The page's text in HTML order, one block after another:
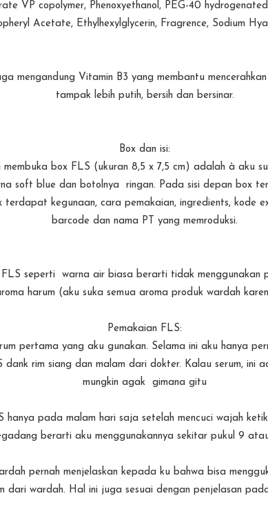
VP copolymer, Phenoxyethanol, PEG-40
Acetate, Ethylhexylglycerin, Fragrence, Sodium
mengandung Vitamin B3 yang membantu
tampak lebih putih, bersih dan bersinar.
Box dan isi:
membuka box FLS (ukuran 8,5 x 7,5 cm) adalah à aku
soft blue dan botolnya ringan. Pada sisi depan box
kegunaan, cara pemakaian, ingredients, kode
barcode dan nama PT yang memroduksi.
FLS seperti warna air biasa berarti tidak menggunakan
harum (aku suka semua aroma produk wardah
Pemakaian FLS:
pertama yang aku gunakan. Selama ini aku hanya
rim siang dan malam dari dokter. Kalau serum, ini
mungkin agak gimana gitu
hanya pada malam hari saja setelah mencuci wajah
berarti aku menggunakannya sekitar pukul 9
pernah menjelaskan kepada ku bahwa bisa
dari wardah. Hal ini juga sesuai dengan penjelasan